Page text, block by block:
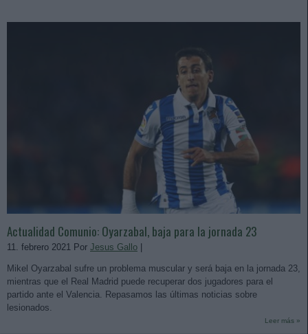
Actualidad Comunio: Oyarzabal, baja para la jornada 23
11. febrero 2021 Por Jesus Gallo
Mikel Oyarzabal sufre un problema muscular y será baja en la jornada 23,
mientras que el Real Madrid puede recuperar dos jugadores para el
partido ante el Valencia. Repasamos las últimas noticias sobre
lesionados.
Leer más »